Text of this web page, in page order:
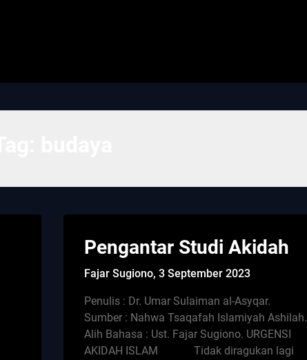
Pengantar Studi Akidah
Fajar Sugiono,3 September 2023
Penulis : Dr. Umar Sulaiman al-Asyqar.
Sumber : Nahwa Tsaqafah Islamiyah Ashilah.
Alih Bahasa : Ust. Fajar Sugiono. URGENSI
AKIDAH ISLAM Tidak diragukan lagi